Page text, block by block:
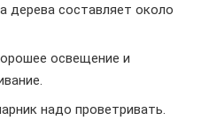
дерева составляет около
освещение и
надо проветривать.